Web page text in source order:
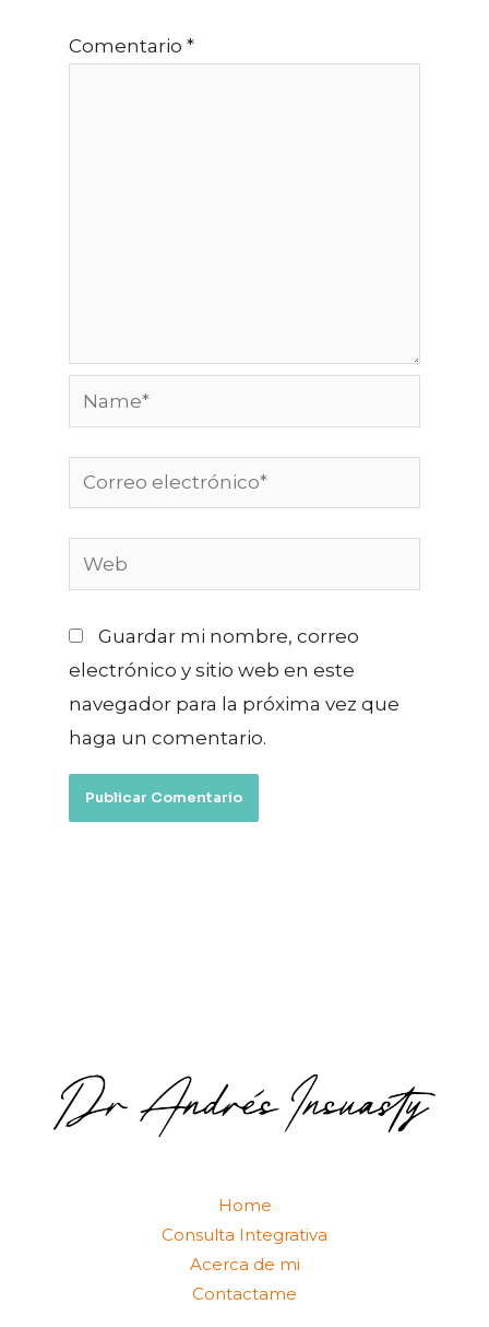
Comentario *
Name*
Correo
electrónico*
Web
Guardar mi nombre, correo
electrónico y sitio web en este
navegador para la próxima vez que
haga un comentario.
Home
Consulta Integrativa
Acerca de mi
Contactame